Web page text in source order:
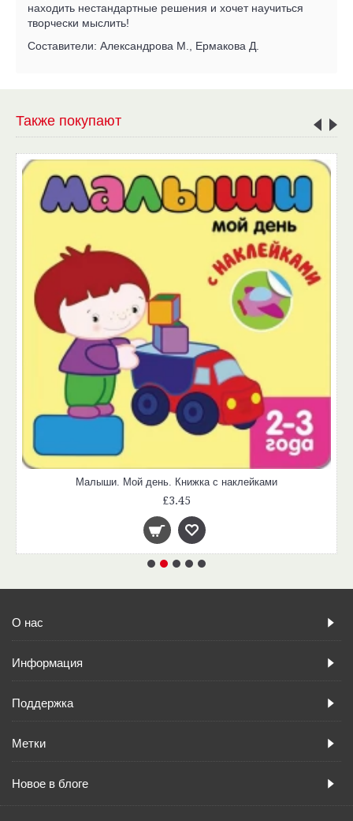
находить нестандартные решения и хочет научиться
творчески мыслить!
Составители: Александрова М., Ермакова Д.
Также покупают
Малыши. Мой день. Книжка с наклейками
£3.45
О нас
Информация
Поддержка
Метки
Новое в блоге